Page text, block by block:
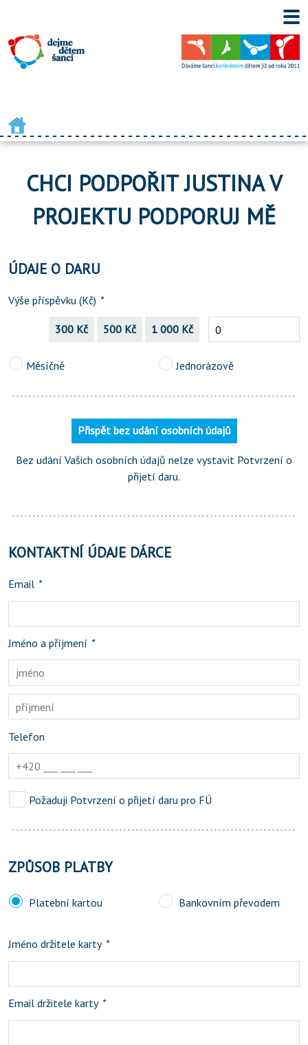
CHCI PODPOŘIT JUSTINA V
PROJEKTU PODPORUJ MĚ
ÚDAJE O DARU
Výše příspěvku (Kč) *
300 Kč 500 Kč 1 000 Kč
Měsíčně Jednorázově
Přispět bez udání osobních údajů
Bez udání Vašich osobních údajů nelze vystavit Potvrzení o
přijetí daru.
KONTAKTNÍ ÚDAJE DÁRCE
Email *
Jméno a příjmení *
Telefon
Požaduji Potvrzení o přijetí daru pro FÚ
ZPŮSOB PLATBY
Platební kartou Bankovním převodem
Jméno držitele karty *
Email držitele karty *